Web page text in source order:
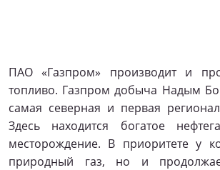
ПАО «Газпром» производит и
топливо. Газпром добыча Надым
самая северная и первая
Здесь находится богатое
месторождение. В приоритете у
природный газ, но и